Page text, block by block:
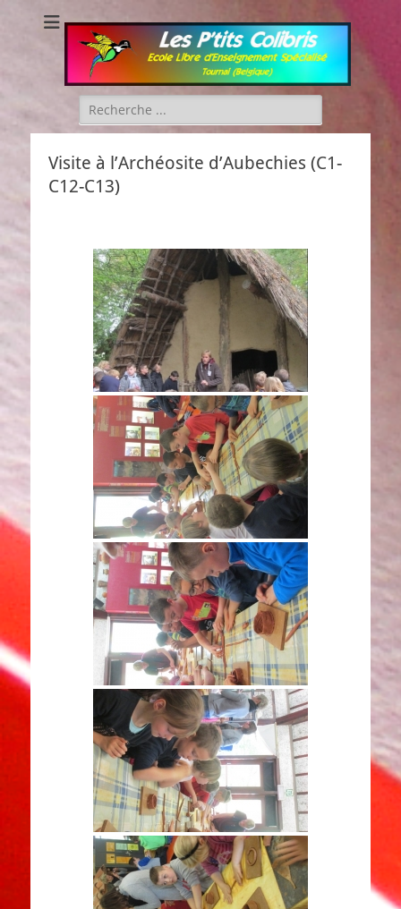
Les P'tits Colibris
Rechercher :
Visite à l’Archéosite d’Aubechies (C1-
C12-C13)